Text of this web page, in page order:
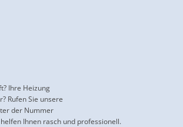
Ihre Heizung
Rufen Sie unsere
der Nummer
Ihnen rasch und professionell.